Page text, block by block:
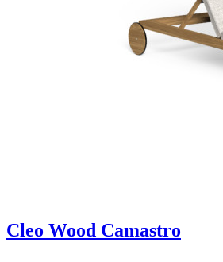
Cleo Wood Camastro